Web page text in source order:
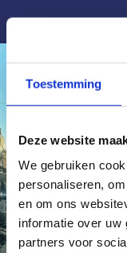
Toestemming
Deze website
We gebruiken
personaliseren,
en om ons
informatie over uw
partners voor